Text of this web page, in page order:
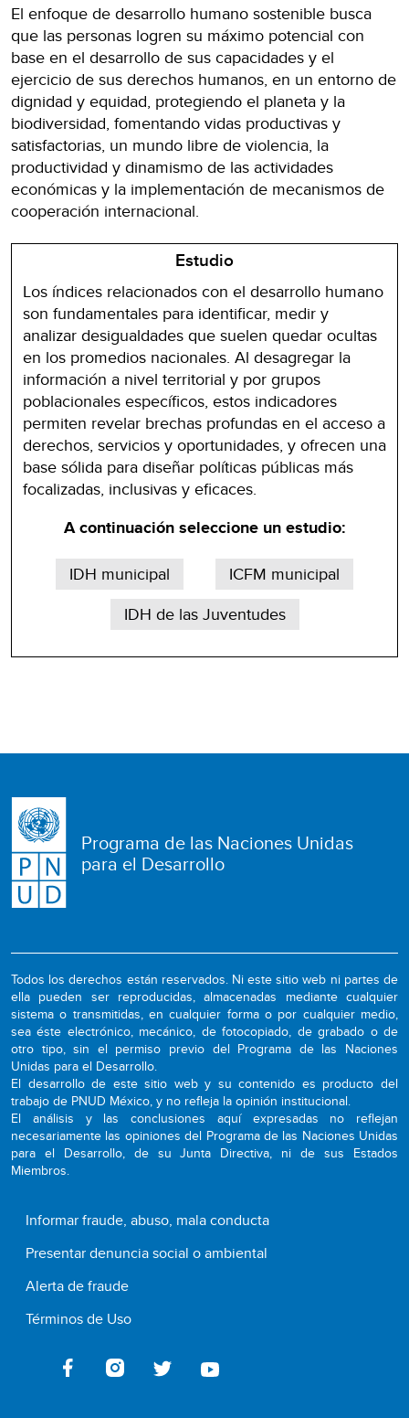
El enfoque de desarrollo humano sostenible busca
que las personas logren su máximo potencial con
base en el desarrollo de sus capacidades y el
ejercicio de sus derechos humanos, en un entorno de
dignidad y equidad, protegiendo el planeta y la
biodiversidad, fomentando vidas productivas y
satisfactorias, un mundo libre de violencia, la
productividad y dinamismo de las actividades
económicas y la implementación de mecanismos de
cooperación internacional.
Estudio
Los índices relacionados con el desarrollo humano
son fundamentales para identificar, medir y
analizar desigualdades que suelen quedar ocultas
en los promedios nacionales. Al desagregar la
información a nivel territorial y por grupos
poblacionales específicos, estos indicadores
permiten revelar brechas profundas en el acceso a
derechos, servicios y oportunidades, y ofrecen una
base sólida para diseñar políticas públicas más
focalizadas, inclusivas y eficaces.
A continuación seleccione un estudio:
IDH municipal
ICFM municipal
IDH de las Juventudes
Programa de las Naciones Unidas
para el Desarrollo
Todos los derechos están reservados. Ni este sitio web ni partes de
ella pueden ser reproducidas, almacenadas mediante cualquier
sistema o transmitidas, en cualquier forma o por cualquier medio,
sea éste electrónico, mecánico, de fotocopiado, de grabado o de
otro tipo, sin el permiso previo del Programa de las Naciones
Unidas para el Desarrollo.
El desarrollo de este sitio web y su contenido es producto del
trabajo de PNUD México, y no refleja la opinión institucional.
El análisis y las conclusiones aquí expresadas no reflejan
necesariamente las opiniones del Programa de las Naciones Unidas
para el Desarrollo, de su Junta Directiva, ni de sus Estados
Miembros.
Informar fraude, abuso, mala conducta
Presentar denuncia social o ambiental
Alerta de fraude
Términos de Uso